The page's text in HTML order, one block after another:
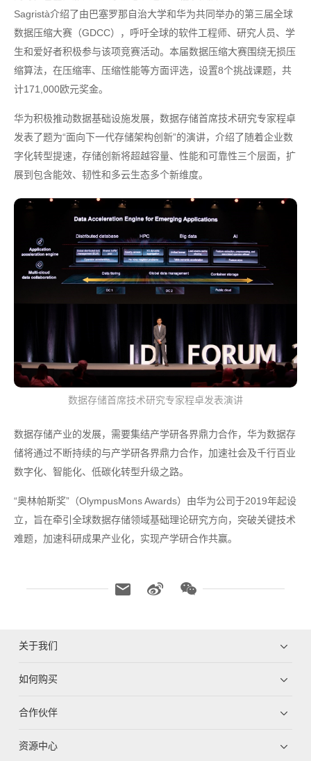
Sagristà介绍了由巴塞罗那自治大学和华为共同举办的第三届全球
数据压缩大赛（GDCC），呼吁全球的软件工程师、研究人员、学
生和爱好者积极参与该项竞赛活动。本届数据压缩大赛围绕无损压
缩算法，在压缩率、压缩性能等方面评选，设置8个挑战课题，共
计171,000欧元奖金。
华为积极推动数据基础设施发展，数据存储首席技术研究专家程卓
发表了题为“面向下一代存储架构创新”的演讲，介绍了随着企业数
字化转型提速，存储创新将超越容量、性能和可靠性三个层面，扩
展到包含能效、韧性和多云生态多个新维度。
数据存储首席技术研究专家程卓发表演讲
数据存储产业的发展，需要集结产学研各界鼎力合作，华为数据存
储将通过不断持续的与产学研各界鼎力合作，加速社会及千行百业
数字化、智能化、低碳化转型升级之路。
“奥林帕斯奖”（OlympusMons Awards）由华为公司于2019年起设
立，旨在牵引全球数据存储领域基础理论研究方向，突破关键技术
难题，加速科研成果产业化，实现产学研合作共赢。
关于我们
如何购买
合作伙伴
资源中心